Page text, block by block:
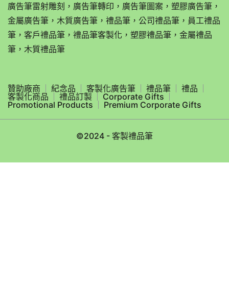
廣告筆雷射雕刻，廣告筆轉印，廣告筆圖案，塑膠廣告筆，
金屬廣告筆，木質廣告筆，禮品筆，公司禮品筆，員工禮品
筆，客戶禮品筆，禮品筆客製化，塑膠禮品筆，金屬禮品
筆，木質禮品筆
贊助廠商 紀念品 客製化廣告筆 禮品筆
禮品
客製化商品
禮品訂製
Corporate Gifts
Promotional Products
Premium Corporate Gifts
©2024 - 客製禮品筆